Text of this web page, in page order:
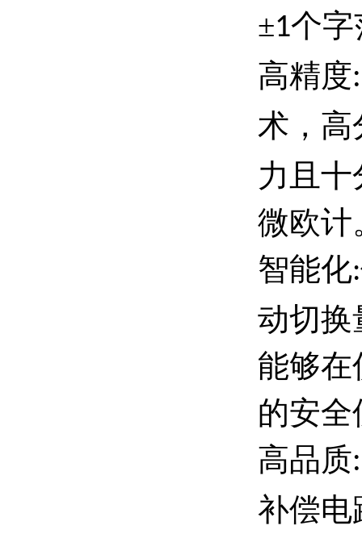
±1个字
高精度:
术，高
力且
微欧计
智能化:
动切换
能够在
的安全
高品质:
补偿电